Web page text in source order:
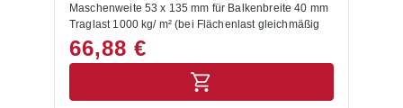
Maschenweite 53 x 135 mm für Balkenbreite 40 mm
Traglast 1000 kg/ m² (bei Flächenlast gleichmäßig
verteilter Last, Punkt- und Streckenlasten sind nicht
berücksichtigt)
66,88 €